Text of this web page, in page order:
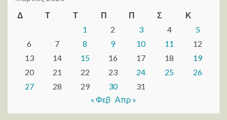
Δ
Τ Τ Π Π Σ
Κ
1
2 3 4
5
6
7 8 9 10 11
12
13
14 15 16 17 18
19
20
21 22 23 24 25
26
27
28 29 30
31
« Φεβ Απρ »